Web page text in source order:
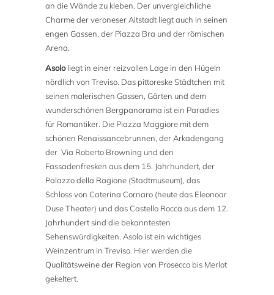
an die Wände zu kleben. Der unvergleichliche
Charme der veroneser Altstadt liegt auch in seinen
engen Gassen, der Piazza Bra und der römischen
Arena.
Asololiegt in einer reizvollen Lage in den Hügeln
nördlich von Treviso. Das pittoreske Städtchen mit
seinen malerischen Gassen, Gärten und dem
wunderschönen Bergpanorama ist ein Paradies
für Romantiker. Die Piazza Maggiore mit dem
schönen Renaissancebrunnen, der Arkadengang
der Via Roberto Browning und den
Fassadenfresken aus dem 15. Jahrhundert, der
Palazzo della Ragione (Stadtmuseum), das
Schloss von Caterina Cornaro (heute das Eleonoar
Duse Theater) und das Castello Rocca aus dem 12.
Jahrhundert sind die bekanntesten
Sehenswürdigkeiten. Asolo ist ein wichtiges
Weinzentrum in Treviso. Hier werden die
Qualitätsweine der Region von Prosecco bis Merlot
gekeltert.